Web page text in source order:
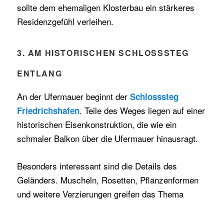
sollte dem ehemaligen Klosterbau ein stärkeres
Residenzgefühl verleihen.
3. AM HISTORISCHEN SCHLOSSSTEG
ENTLANG
An der Ufermauer beginnt derSchlosssteg
Friedrichshafen. Teile des Weges liegen auf einer
historischen Eisenkonstruktion, die wie ein
schmaler Balkon über die Ufermauer hinausragt.
Besonders interessant sind die Details des
Geländers. Muscheln, Rosetten, Pflanzenformen
und weitere Verzierungen greifen das Thema